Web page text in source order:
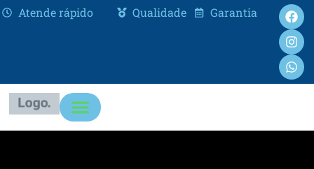
Atende rápido Qualidade Garantia